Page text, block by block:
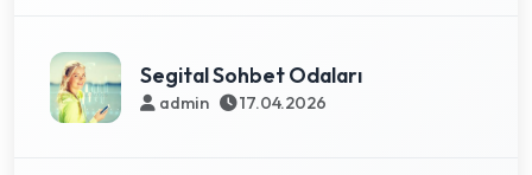
Segital Sohbet Odaları
admin 17.04.2026